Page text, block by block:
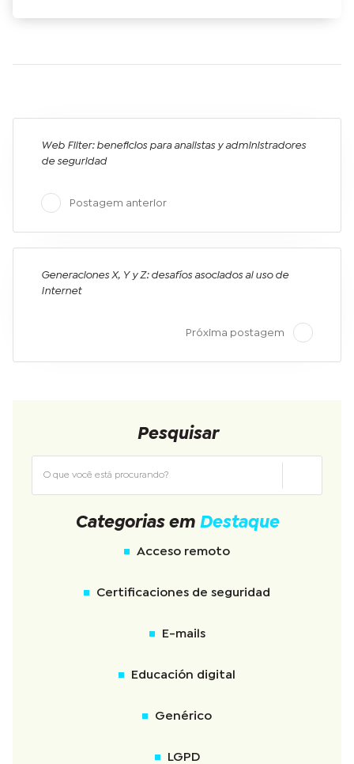
Web Filter: beneficios para analistas y administradores
de seguridad
Postagem anterior
Generaciones X, Y y Z: desafíos asociados al uso de
Internet
Próxima postagem
Pesquisar
Categorias em Destaque
Acceso remoto
Certificaciones de seguridad
E-mails
Educación digital
Genérico
LGPD